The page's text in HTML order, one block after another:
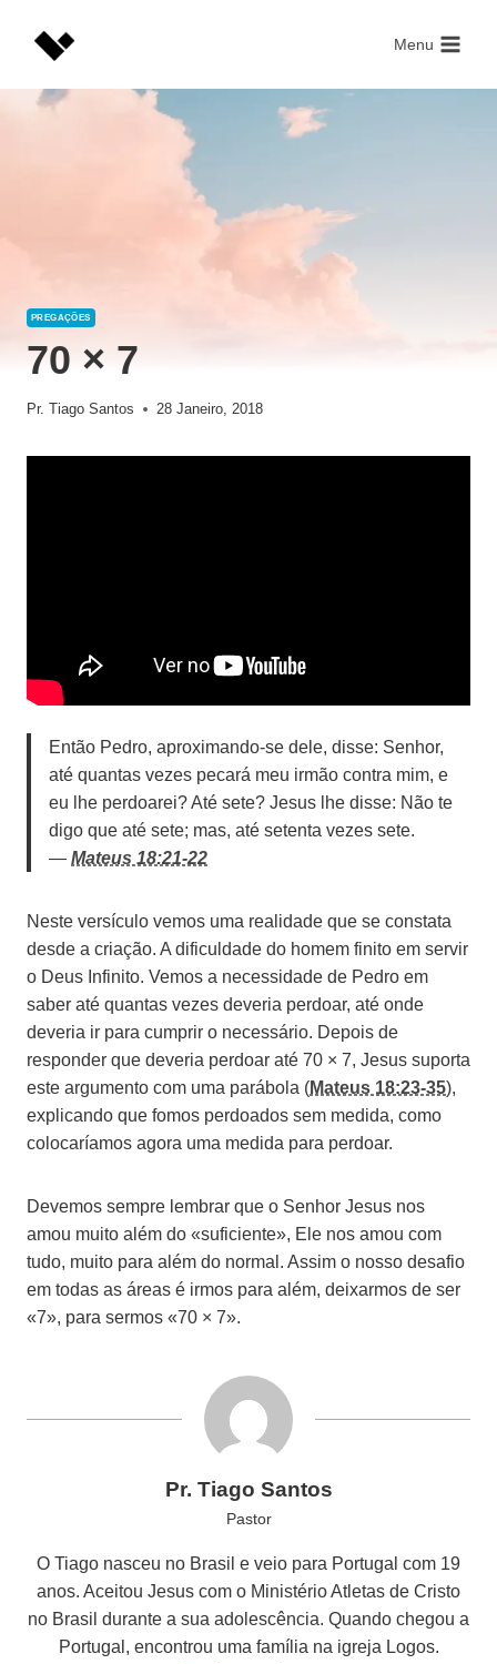
Menu
PREGAÇÕES
70 × 7
Pr. Tiago Santos 28 Janeiro, 2018
Então Pedro, aproximando-se dele, disse: Senhor,
até quantas vezes pecará meu irmão contra mim, e
eu lhe perdoarei? Até sete? Jesus lhe disse: Não te
digo que até sete; mas, até setenta vezes sete.
— Mateus 18:21-22
Neste versículo vemos uma realidade que se constata
desde a criação. A dificuldade do homem finito em servir
o Deus Infinito. Vemos a necessidade de Pedro em
saber até quantas vezes deveria perdoar, até onde
deveria ir para cumprir o necessário. Depois de
responder que deveria perdoar até 70 × 7, Jesus suporta
este argumento com uma parábola (Mateus 18:23-35),
explicando que fomos perdoados sem medida, como
colocaríamos agora uma medida para perdoar.
Devemos sempre lembrar que o Senhor Jesus nos
amou muito além do «suficiente», Ele nos amou com
tudo, muito para além do normal. Assim o nosso desafio
em todas as áreas é irmos para além, deixarmos de ser
«7», para sermos «70 × 7».
Pr. Tiago Santos
Pastor
O Tiago nasceu no Brasil e veio para Portugal com 19
anos. Aceitou Jesus com o Ministério Atletas de Cristo
no Brasil durante a sua adolescência. Quando chegou a
Portugal, encontrou uma família na igreja Logos.